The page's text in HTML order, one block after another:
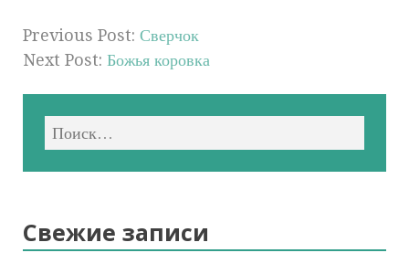
Previous Post: Сверчок
Next Post: Божья коровка
Свежие записи